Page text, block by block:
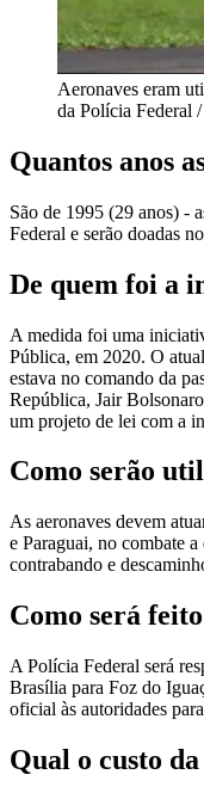
Aeronaves eram
da Polícia Federal
Quantos anos
São de 1995 (29 anos) -
Federal e serão doadas
De quem foi a
A medida foi uma
Pública, em 2020. O
estava no comando da
República, Jair
um projeto de lei com a
Como serão
As aeronaves devem
e Paraguai, no combate
contrabando e
Como será
A Polícia Federal será
Brasília para Foz do
oficial às autoridades
Qual o custo